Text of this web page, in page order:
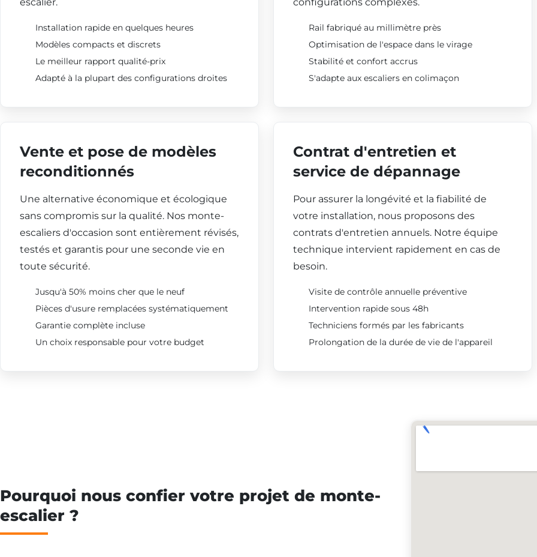
Installation rapide en quelques heures
Modèles compacts et discrets
Le meilleur rapport qualité-prix
Adapté à la plupart des configurations droites
Rail fabriqué au millimètre près
Optimisation de l'espace dans le virage
Stabilité et confort accrus
S'adapte aux escaliers en colimaçon
Vente et pose de modèles
reconditionnés
Une alternative économique et écologique
sans compromis sur la qualité. Nos monte-
escaliers d'occasion sont entièrement révisés,
testés et garantis pour une seconde vie en
toute sécurité.
Jusqu'à 50% moins cher que le neuf
Pièces d'usure remplacées systématiquement
Garantie complète incluse
Un choix responsable pour votre budget
Contrat d'entretien et
service de dépannage
Pour assurer la longévité et la fiabilité de
votre installation, nous proposons des
contrats d'entretien annuels. Notre équipe
technique intervient rapidement en cas de
besoin.
Visite de contrôle annuelle préventive
Intervention rapide sous 48h
Techniciens formés par les fabricants
Prolongation de la durée de vie de l'appareil
Pourquoi nous confier votre projet de monte-
escalier ?